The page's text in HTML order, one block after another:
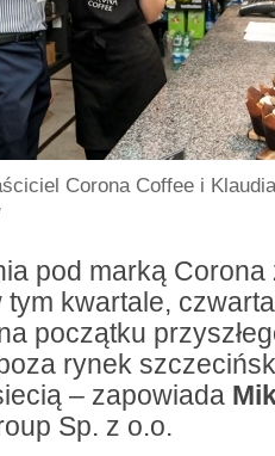
Corona Coffee i
pod marką Corona
kwartale, czwarta
początku
rynek
– zapowiada
Sp. z o.o.